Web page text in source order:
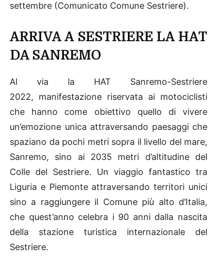
settembre (Comunicato Comune Sestriere).
ARRIVA A SESTRIERE LA HAT
DA SANREMO
Al via la HAT Sanremo-Sestriere
2022, manifestazione riservata ai motociclisti
che hanno come obiettivo quello di vivere
un’emozione unica attraversando paesaggi che
spaziano da pochi metri sopra il livello del mare,
Sanremo, sino ai 2035 metri d’altitudine del
Colle del Sestriere. Un viaggio fantastico tra
Liguria e Piemonte attraversando territori unici
sino a raggiungere il Comune più alto d’Italia,
che quest’anno celebra i 90 anni dalla nascita
della stazione turistica internazionale del
Sestriere.